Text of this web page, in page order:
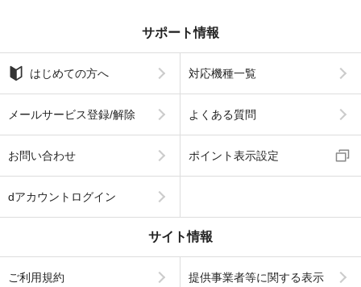
サポート情報
はじめての方へ 対応機種一覧
メールサービス登録/解除 よくある質問
お問い合わせ ポイント表示設定
dアカウントログイン
サイト情報
ご利用規約 提供事業者等に関する表示